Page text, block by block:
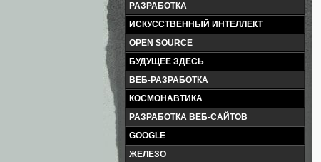
РАЗРАБОТКА
ИСКУССТВЕННЫЙ ИНТЕЛЛЕКТ
OPEN SOURCE
БУДУЩЕЕ ЗДЕСЬ
ВЕБ-РАЗРАБОТКА
КОСМОНАВТИКА
РАЗРАБОТКА ВЕБ-САЙТОВ
GOOGLE
ЖЕЛЕЗО